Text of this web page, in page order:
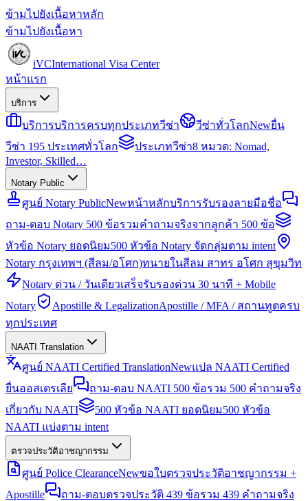
ข้ามไปยังเนื้อหาหลัก
ข้ามไปยังเนื้อหา
iVCInternational Visa Center
หน้าแรก
บริการ
บริการบริการครบทุกประเภทวีซ่า วีซ่าทั่วโลกNewยื่น
วีซ่า 195 ประเทศทั่วโลก
ประเภทวีซ่า8 หมวด: Nomad,
Investor, Skilled…
Notary Public
ศูนย์ Notary PublicNewหน้าหลักบริการรับรองลายมือชื่อ
ถาม-ตอบ Notary 500 ข้อรวมคำถามจริงจากลูกค้า 500 ข้อ
หัวข้อ Notary ยอดนิยม500 หัวข้อ Notary จัดกลุ่มตาม intent
Notary กรุงเทพฯ (สีลม/อโศก)ทนายในสีลม สาทร อโศก สุขุมวิท
Notary ด่วน / วันเดียวเสร็จรับรองด่วน 30 นาที + Mobile
Notary
Apostille & LegalizationApostille / MFA / สถานทูตครบ
ทุกประเทศ
NAATI Translation
ศูนย์ NAATI Certified TranslationNewแปล NAATI Certified
ยื่นออสเตรเลีย
ถาม-ตอบ NAATI 500 ข้อรวม 500 คำถามจริง
เกี่ยวกับ NAATI
500 หัวข้อ NAATI ยอดนิยม500 หัวข้อ
NAATI แบ่งตาม intent
ตรวจประวัติอาชญากรรม
ศูนย์ Police ClearanceNewขอใบตรวจประวัติอาชญากรรม +
Apostille
ถาม-ตอบตรวจประวัติ 439 ข้อรวม 439 คำถามจริง